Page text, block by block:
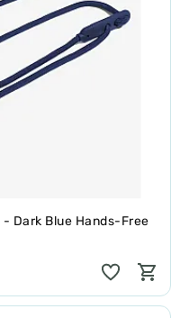
- Dark Blue Hands-Free